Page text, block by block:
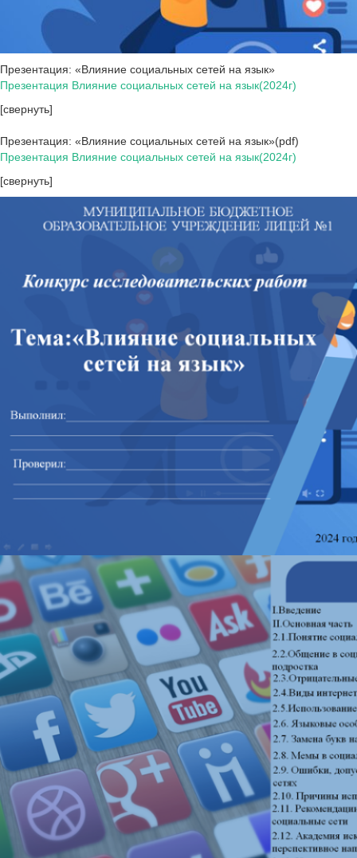
Презентация: «Влияние социальных сетей на язык»
Презентация Влияние социальных сетей на язык(2024г)
[свернуть]
Презентация: «Влияние социальных сетей на язык»(pdf)
Презентация Влияние социальных сетей на язык(2024г)
[свернуть]